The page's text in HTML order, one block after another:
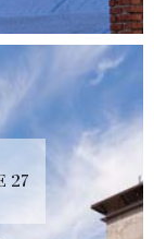
27